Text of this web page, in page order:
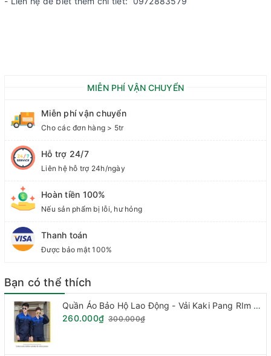
MIỄN PHÍ VẬN CHUYỂN
Miễn phí vận chuyển
Cho các đơn hàng > 5tr
Hỗ trợ 24/7
Liên hệ hỗ trợ 24h/ngày
Hoàn tiền 100%
Nếu sản phẩm bị lỗi, hư hỏng
Thanh toán
Được bảo mật 100%
Bạn có thể thích
Quần Áo Bảo Hộ Lao Động - Vải Kaki Pang RIm Hàn Quốc
260.000₫ 300.000₫